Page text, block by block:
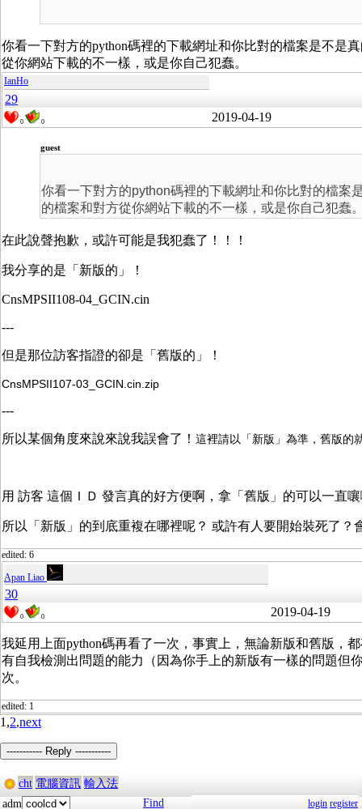
你看一下對方的python碼裡的下載網址和你比對的檔案是不是
從你網站下載的不一樣，或是你自己犯蠢。
IanHo
29
0 0 2019-04-19
guest
你看一下對方的python碼裡的下載網址和你比對的檔案
的檔案和對方從你網站下載的不一樣，或是你自己犯蠢
在此說聲抱歉，或許可能是我犯蠢了！！！
我分享的是「新版的」！
CnsMPSII108-04_GCIN.cin
---
但是那位訪客指證的卻是「舊版的」！
CnsMPSII107-03_GCIN.cin.zip
---
所以某個角度來說來說我誤會了！ 這裡請以「新版」為準，舊版的
用 訪客 這個ＩＤ 發言真的好方便啊，拿「舊版」的可以一直
所以「新版」的到底重複在哪裡呢？ 或許有人要開始裝死了？
edited: 6
Apan Liao
30
0 0 2019-04-19
我延用上面python碼再看了一次，事實上，無論新版和舊版，
有自我檢測出問題的能力（因為你手上的新版有一樣的問題但
次。
edited: 1
1,2,next
----------- Reply -----------
cht 電腦資訊 輸入法
adm
Find login register